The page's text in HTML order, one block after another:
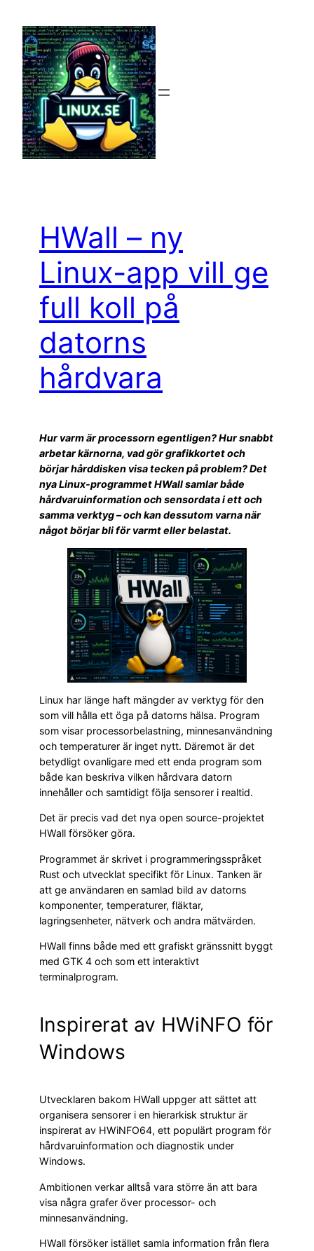
innehåll
HWall – ny
Linux-app vill ge
full koll på
datorns
hårdvara
Hur varm är processorn egentligen? Hur snabbt
arbetar kärnorna, vad gör grafikkortet och
börjar hårddisken visa tecken på problem? Det
nya Linux-programmet HWall samlar både
hårdvaruinformation och sensordata i ett och
samma verktyg – och kan dessutom varna när
något börjar bli för varmt eller belastat.
Linux har länge haft mängder av verktyg för den
som vill hålla ett öga på datorns hälsa. Program
som visar processorbelastning, minnesanvändning
och temperaturer är inget nytt. Däremot är det
betydligt ovanligare med ett enda program som
både kan beskriva vilken hårdvara datorn
innehåller och samtidigt följa sensorer i realtid.
Det är precis vad det nya open source-projektet
HWall försöker göra.
Programmet är skrivet i programmeringsspråket
Rust och utvecklat specifikt för Linux. Tanken är
att ge användaren en samlad bild av datorns
komponenter, temperaturer, fläktar,
lagringsenheter, nätverk och andra mätvärden.
HWall finns både med ett grafiskt gränssnitt byggt
med GTK 4 och som ett interaktivt
terminalprogram.
Inspirerat av HWiNFO för
Windows
Utvecklaren bakom HWall uppger att sättet att
organisera sensorer i en hierarkisk struktur är
inspirerat av HWiNFO64, ett populärt program för
hårdvaruinformation och diagnostik under
Windows.
Ambitionen verkar alltså vara större än att bara
visa några grafer över processor- och
minnesanvändning.
HWall försöker istället samla information från flera